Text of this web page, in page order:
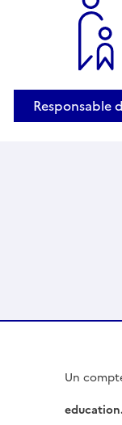
Responsable
Un